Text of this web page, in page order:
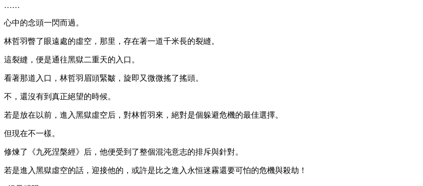
……
心中的念頭一閃而過。
林哲羽瞥了眼遠處的虛空，那里，存在著一道千米長的裂縫。
這裂縫，便是通往黑獄二重天的入口。
看著那道入口，林哲羽眉頭緊皺，旋即又微微搖了搖頭。
不，還沒有到真正絕望的時候。
若是放在以前，進入黑獄虛空后，對林哲羽來，絕對是個躲避危機的最佳選擇。
但現在不一樣。
修煉了《九死涅槃經》后，他便受到了整個混沌意志的排斥與針對。
若是進入黑獄虛空的話，迎接他的，或許是比之進入永恒迷霧還要可怕的危機與殺劫！